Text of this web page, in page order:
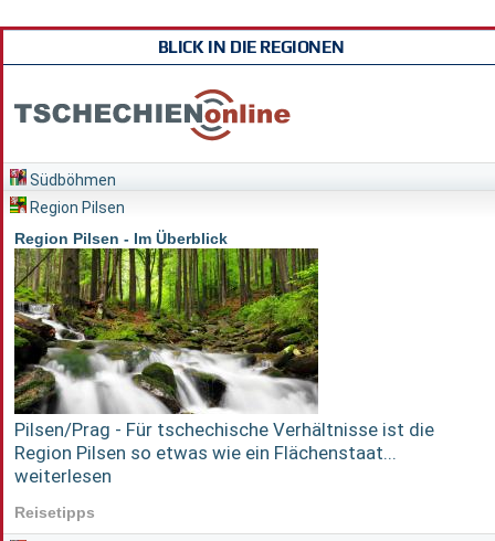
BLICK IN DIE REGIONEN
Südböhmen
Region Pilsen
Region Pilsen - Im Überblick
Pilsen/Prag - Für tschechische Verhältnisse ist die
Region Pilsen so etwas wie ein Flächenstaat...
weiterlesen
Reisetipps